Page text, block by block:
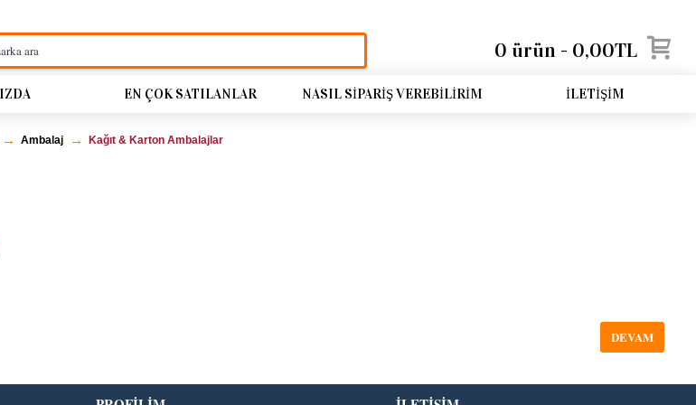
0 ürün - 0,00TL
EN ÇOK SATILANLAR NASIL SIPARIŞ VEREBILIRIM İLETIŞIM
Ambalaj Kağıt & Karton Ambalajlar
DEVAM